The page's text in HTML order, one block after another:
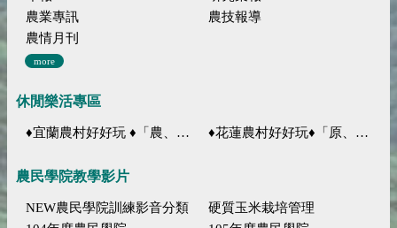
農業專訊
農技報導
農情月刊
more
休閒樂活專區
♦宜蘭農村好好玩 ♦「農、藝、山、水」四條遊程推薦 ♦花蓮農村好好玩♦「原、生、慢、活」四條遊程推薦
農民學院教學影片
NEW農民學院訓練影音分類
硬質玉米栽培管理